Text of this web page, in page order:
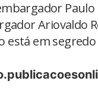
Ariovaldo
está em segredo